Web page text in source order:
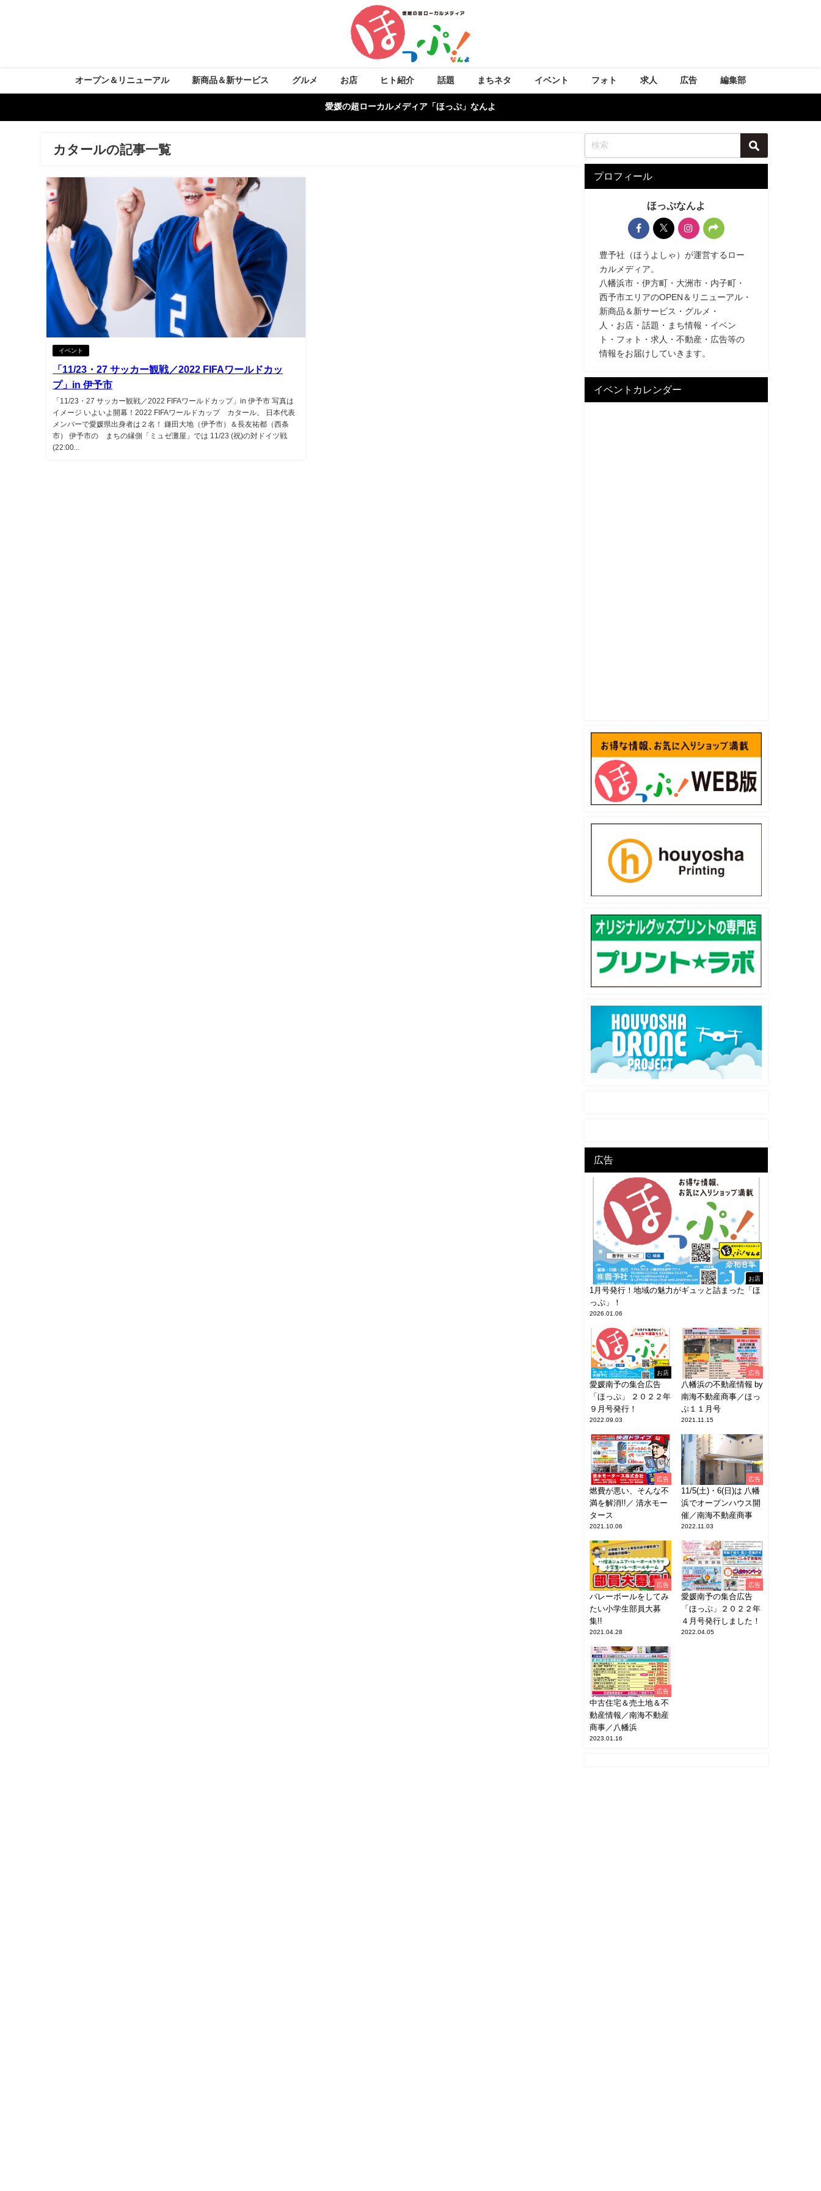
オープン＆リニューアル 新商品＆新サービス グルメ お店 ヒト紹介 話題 まちネタ イベント フォト 求人 広告 編集部
愛媛の超ローカルメディア「ほっぷ」なんよ
カタールの記事一覧
イベント
「11/23・27 サッカー観戦／2022 FIFAワールドカッ
プ」in 伊予市
「11/23・27 サッカー観戦／2022 FIFAワールドカップ」in 伊予市 写真は
イメージ いよいよ開幕！2022 FIFAワールドカップ カタール。 日本代表
メンバーで愛媛県出身者は２名！ 鎌田大地（伊予市）＆長友祐都（西条
市） 伊予市の まちの縁側「ミュゼ灘屋」では 11/23 (祝)の対ドイツ戦
(22:00...
プロフィール
ほっぷなんよ
豊予社（ほうよしゃ）が運営するロー
カルメディア。
八幡浜市・伊方町・大洲市・内子町・
西予市エリアのOPEN＆リニューアル・
新商品＆新サービス・グルメ・
人・お店・話題・まち情報・イベン
ト・フォト・求人・不動産・広告等の
情報をお届けしていきます。
イベントカレンダー
広告
お店
1月号発行！地域の魅力がギュッと詰まった「ほ
っぷ」！
2026.01.06
お店
愛媛南予の集合広告
「ほっぷ」 ２０２２年
９月号発行！
2022.09.03
広告
八幡浜の不動産情報 by
南海不動産商事／ほっ
ぷ１１月号
2021.11.15
広告
燃費が悪い、そんな不
満を解消!!／ 清水モー
タース
2021.10.06
広告
11/5(土)・6(日)は 八幡
浜でオープンハウス開
催／南海不動産商事
2022.11.03
広告
バレーボールをしてみ
たい小学生部員大募
集!!
2021.04.28
広告
愛媛南予の集合広告
「ほっぷ」２０２２年
４月号発行しました！
2022.04.05
広告
中古住宅＆売土地＆不
動産情報／南海不動産
商事／八幡浜
2023.01.16